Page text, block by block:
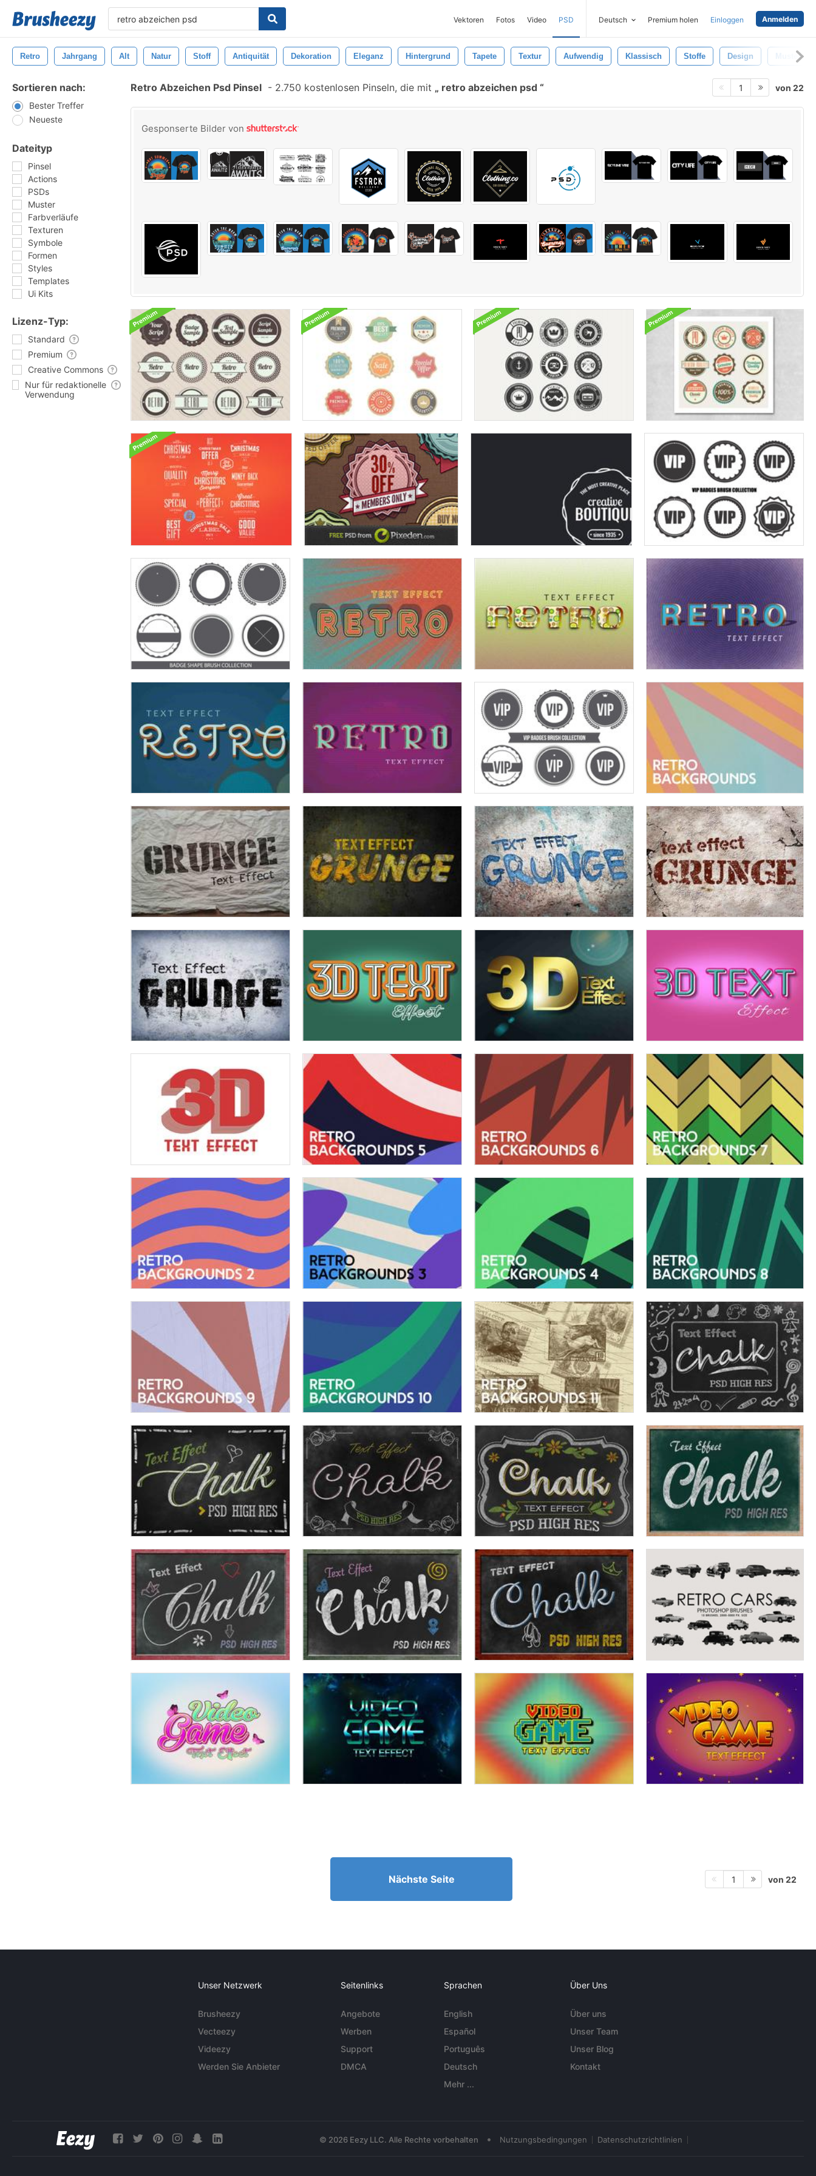
Vektoren Fotos Video PSD Deutsch Premium holen Einloggen Anmelden
Retro Jahrgang Alt Natur Stoff Antiquität Dekoration Eleganz Hintergrund Tapete Textur Aufwendig Klassisch Stoffe Design Muster
Sortieren nach:
Bester Treffer
Neueste
Dateityp
Pinsel
Actions
PSDs
Muster
Farbverläufe
Texturen
Symbole
Formen
Styles
Templates
Ui Kits
Lizenz-Typ:
Standard
Premium
Creative Commons
Nur für redaktionelle
Verwendung
Retro Abzeichen Psd Pinsel - 2.750 kostenlosen Pinseln, die mit retro abzeichen psd 1 von 22
Gesponserte Bilder von
Nächste Seite 1 von 22
Unser Netzwerk
Brusheezy
Vecteezy
Videezy
Werden Sie Anbieter
Seitenlinks
Angebote
Werben
Support
DMCA
Sprachen
English
Español
Português
Deutsch
Mehr ...
Über Uns
Über uns
Unser Team
Unser Blog
Kontakt
© 2026 Eezy LLC. Alle Rechte vorbehalten • Nutzungsbedingungen Datenschutzrichtlinien